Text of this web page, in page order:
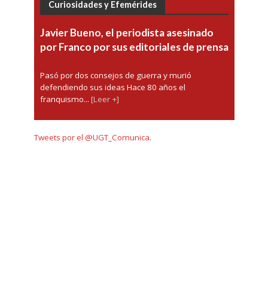
Curiosidades y Efemérides
Javier Bueno, el periodista asesinado
por Franco por sus editoriales de prensa
Pasó por dos consejos de guerra y murió
defendiendo sus ideas Hace 80 años el
franquismo... [Leer +]
Tweets por el @UGT_Comunica.